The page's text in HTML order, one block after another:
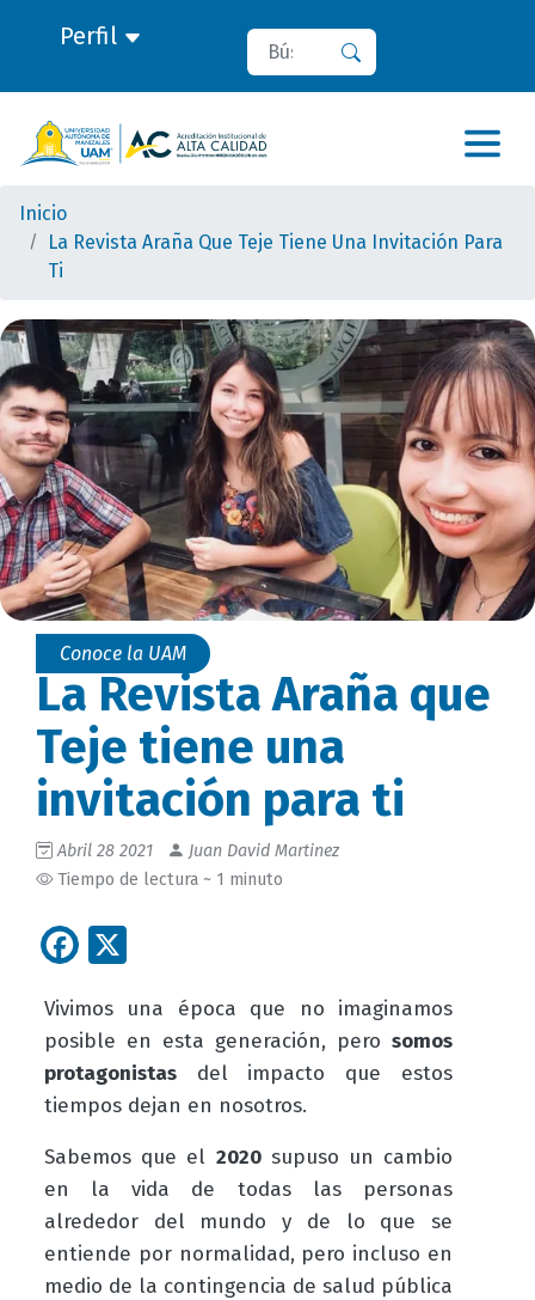
Perfil Buscar
Inicio
La Revista Araña Que Teje Tiene Una Invitación Para
Ti
Conoce la UAM
La Revista Araña que
Teje tiene una
invitación para ti
Abril 28 2021
Juan David Martinez
Tiempo de lectura ~ 1 minuto
Facebook
Vivimos una época que no imaginamos
posible en esta generación, perosomos
protagonistasdel impacto que estos
tiempos dejan en nosotros.
Sabemos que el 2020supuso un cambio
en la vida de todas las personas
alrededor del mundo y de lo que se
entiende por normalidad, pero incluso en
medio de la contingencia de salud pública